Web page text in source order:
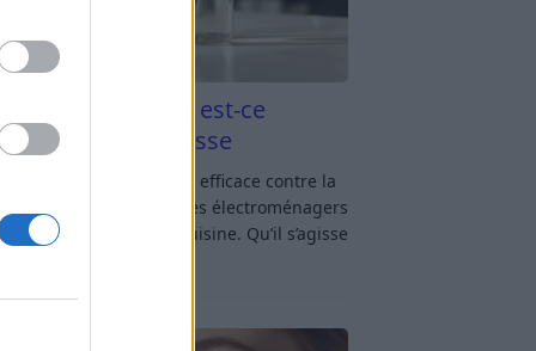
blanc et four est-ce
contre la graisse
blanc et four : est-ce efficace contre la
? Le four fait partie des électroménagers
sollicités dans une cuisine. Qu’il s’agisse